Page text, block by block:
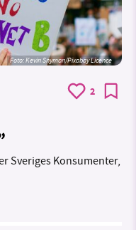
Foto:Kevin Snyman/Pixabay Licence
2
Sveriges Konsumenter,